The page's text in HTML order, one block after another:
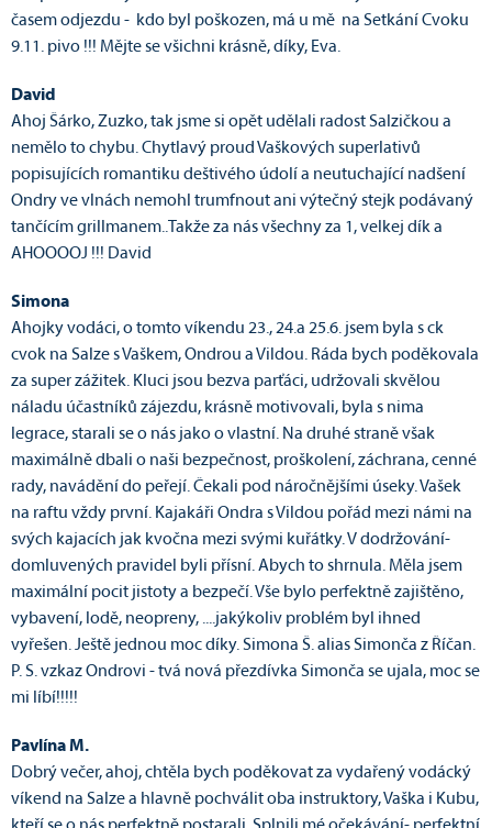
časem odjezdu - kdo byl poškozen, má u mě na Setkání Cvoku
9.11. pivo !!! Mějte se všichni krásně, díky, Eva.
David
Ahoj Šárko, Zuzko, tak jsme si opět udělali radost Salzičkou a
nemělo to chybu. Chytlavý proud Vaškových superlativů
popisujících romantiku deštivého údolí a neutuchající nadšení
Ondry ve vlnách nemohl trumfnout ani výtečný stejk podávaný
tančícím grillmanem..Takže za nás všechny za 1, velkej dík a
AHOOOOJ !!! David
Simona
Ahojky vodáci, o tomto ví­kendu 23., 24.a 25.6. jsem byla s ck
cvok na Salze s Vaškem, Ondrou a Vildou. Ráda bych poděkovala
za super zážitek. Kluci jsou bezva parťáci, udržovali skvělou
náladu účastníků zájezdu, krásně motivovali, byla s nima
legrace, starali se o nás jako o vlastní. Na druhé straně však
maximálně dbali o naši bezpečnost, proškolení­, záchrana, cenné
rady, navádění­ do peřejí­. Čekali pod náročnějšími úseky. Vašek
na raftu vždy první­. Kajakáři Ondra s Vildou pořád mezi námi na
svých kajací­ch jak kvočna mezi svými kuřátky. V dodržování­
domluvených pravidel byli přísní­. Abych to shrnula. Měla jsem
maximální­ pocit jistoty a bezpečí­. Vše bylo perfektně zajištěno,
vybavení­, lodě, neopreny, ....jakýkoliv problém byl ihned
vyřešen. Ještě jednou moc dí­ky. Simona Š. alias Simonča z Říčan.
P. S. vzkaz Ondrovi - tvá nová přezdí­vka Simonča se ujala, moc se
mi líbí­!!!!!
Pavlína M.
Dobrý večer, ahoj, chtěla bych poděkovat za vydařený vodácký
víkend na Salze a hlavně pochválit oba instruktory, Vaška i Kubu,